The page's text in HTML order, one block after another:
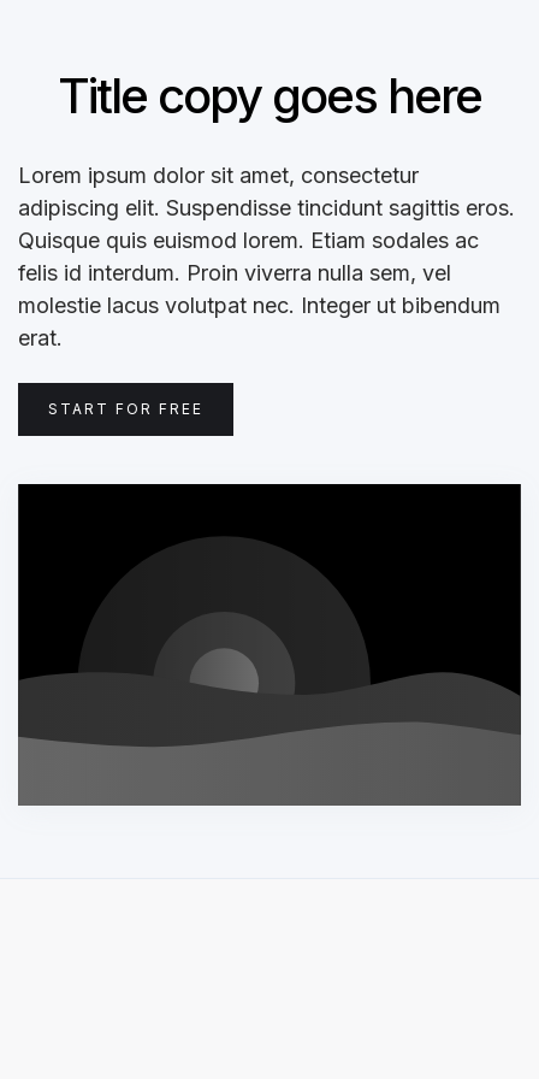
Title copy goes here
Lorem ipsum dolor sit amet, consectetur
adipiscing elit. Suspendisse tincidunt sagittis eros.
Quisque quis euismod lorem. Etiam sodales ac
felis id interdum. Proin viverra nulla sem, vel
molestie lacus volutpat nec. Integer ut bibendum
erat.
START FOR FREE